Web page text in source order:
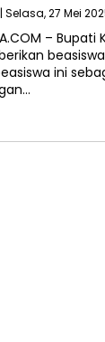
| Selasa, 27 Mei
–
ini